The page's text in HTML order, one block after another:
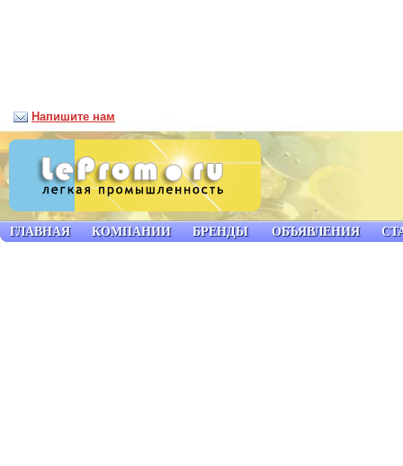
ГЛАВНАЯ КОМПАНИИ БРЕНДЫ ОБЪЯВЛЕНИЯ
Напишите нам